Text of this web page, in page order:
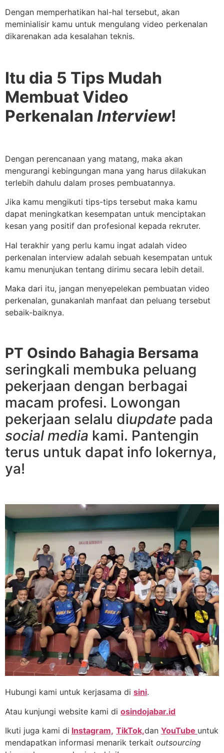
Dengan memperhatikan hal-hal tersebut, akan
meminialisir kamu untuk mengulang video perkenalan
dikarenakan ada kesalahan teknis.
Itu dia 5 Tips Mudah
Membuat Video
Perkenalan Interview!
Dengan perencanaan yang matang, maka akan
mengurangi kebingungan mana yang harus dilakukan
terlebih dahulu dalam proses pembuatannya.
Jika kamu mengikuti tips-tips tersebut maka kamu
dapat meningkatkan kesempatan untuk menciptakan
kesan yang positif dan profesional kepada rekruter.
Hal terakhir yang perlu kamu ingat adalah video
perkenalan interview adalah sebuah kesempatan untuk
kamu menunjukan tentang dirimu secara lebih detail.
Maka dari itu, jangan menyepelekan pembuatan video
perkenalan, gunakanlah manfaat dan peluang tersebut
sebaik-baiknya.
PT Osindo Bahagia Bersama
seringkali membuka peluang
pekerjaan dengan berbagai
macam profesi. Lowongan
pekerjaan selalu diupdate pada
social media kami. Pantengin
terus untuk dapat info lokernya,
ya!
Hubungi kami untuk kerjasama di sini.
Atau kunjungi website kami di osindojabar.id
Ikuti juga kami di Instagram, TikTok,dan YouTube untuk
mendapatkan informasi menarik terkait outsourcing